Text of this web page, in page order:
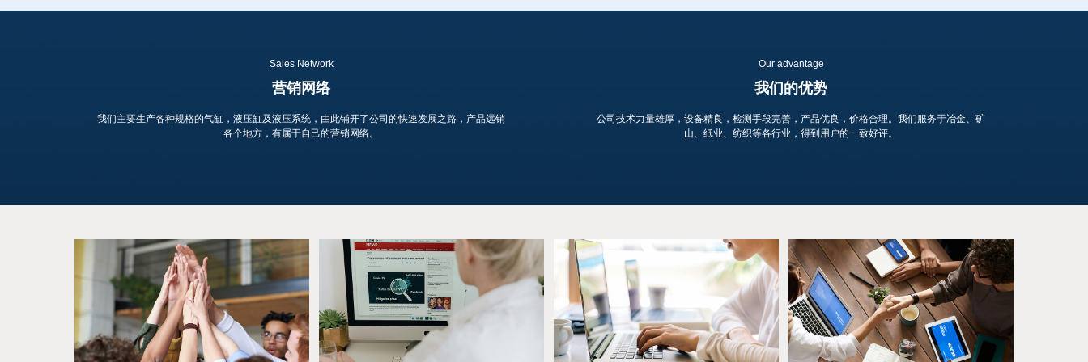
Sales Network
营销网络
我们主要生产各种规格的气缸，液压缸及液压系统，由此铺开了公司的快速发展之路，产品远销
各个地方，有属于自己的营销网络。
Our advantage
我们的优势
公司技术力量雄厚，设备精良，检测手段完善，产品优良，价格合理。我们服务于冶金、矿
山、纸业、纺织等各行业，得到用户的一致好评。